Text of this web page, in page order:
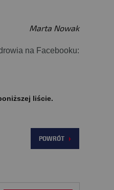
Marta Nowak
na Facebooku:
liście.
POWRÓT